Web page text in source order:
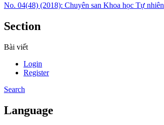
No. 04(48) (2018): Chuyên san Khoa học Tự nhiên
Section
Bài viết
Login
Register
Search
Language